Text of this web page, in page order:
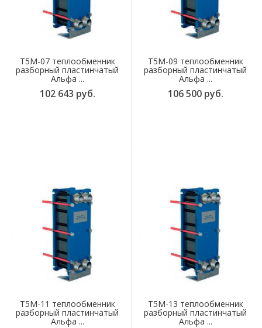
T5M-07 теплообменник
разборный пластинчатый
Альфа ...
102 643 руб.
T5M-09 теплообменник
разборный пластинчатый
Альфа ...
106 500 руб.
T5M-11 теплообменник
разборный пластинчатый
Альфа ...
T5M-13 теплообменник
разборный пластинчатый
Альфа ...